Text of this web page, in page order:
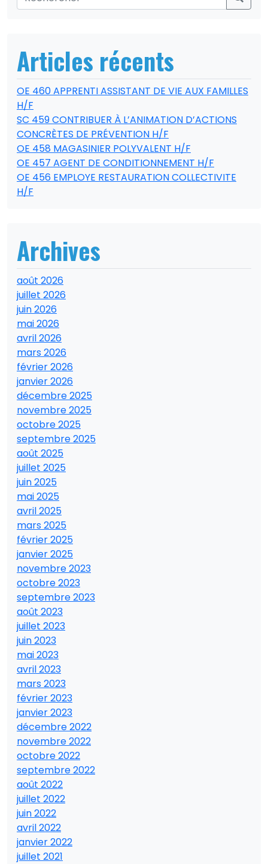
Articles récents
OE 460 APPRENTI ASSISTANT DE VIE AUX FAMILLES
H/F
SC 459 CONTRIBUER À L’ANIMATION D’ACTIONS
CONCRÈTES DE PRÉVENTION H/F
OE 458 MAGASINIER POLYVALENT H/F
OE 457 AGENT DE CONDITIONNEMENT H/F
OE 456 EMPLOYE RESTAURATION COLLECTIVITE
H/F
Archives
août 2026
juillet 2026
juin 2026
mai 2026
avril 2026
mars 2026
février 2026
janvier 2026
décembre 2025
novembre 2025
octobre 2025
septembre 2025
août 2025
juillet 2025
juin 2025
mai 2025
avril 2025
mars 2025
février 2025
janvier 2025
novembre 2023
octobre 2023
septembre 2023
août 2023
juillet 2023
juin 2023
mai 2023
avril 2023
mars 2023
février 2023
janvier 2023
décembre 2022
novembre 2022
octobre 2022
septembre 2022
août 2022
juillet 2022
juin 2022
avril 2022
janvier 2022
juillet 2021